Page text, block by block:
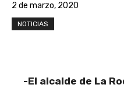
2 de marzo, 2020
NOTICIAS
-El alcalde de La